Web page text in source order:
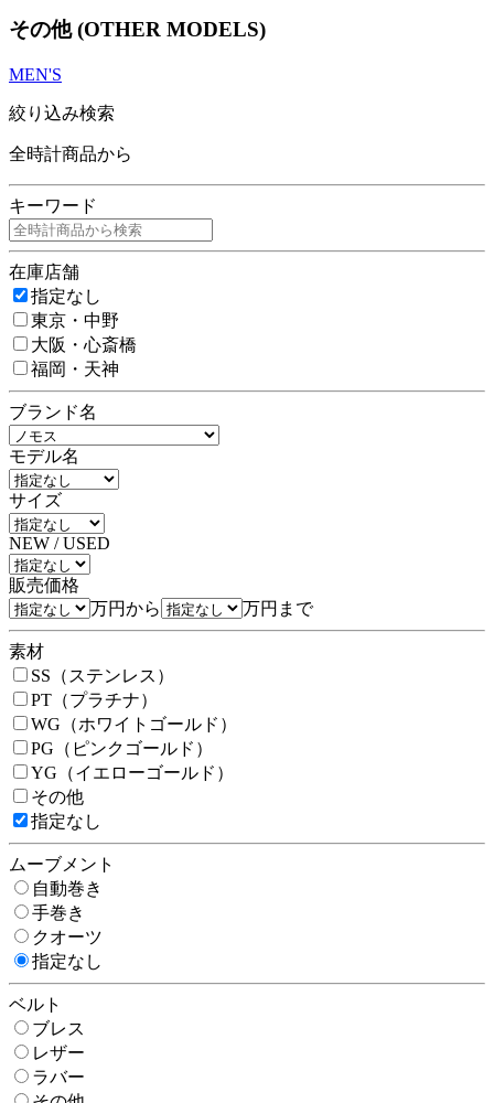
その他 (OTHER MODELS)
MEN'S
絞り込み検索
全時計商品から
キーワード
在庫店舗
指定なし
東京・中野
大阪・心斎橋
福岡・天神
ブランド名
モデル名
サイズ
NEW / USED
販売価格
万円から
万円まで
素材
SS（ステンレス）
PT（プラチナ）
WG（ホワイトゴールド）
PG（ピンクゴールド）
YG（イエローゴールド）
その他
指定なし
ムーブメント
自動巻き
手巻き
クオーツ
指定なし
ベルト
ブレス
レザー
ラバー